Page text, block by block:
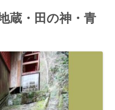
蔵・田の神・青